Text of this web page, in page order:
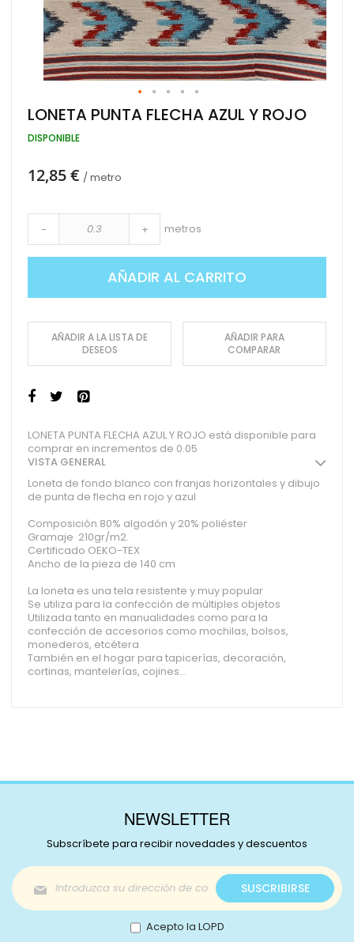
Saltar
al
comienzo
galería
LONETA PUNTA FLECHA AZUL Y ROJO
DISPONIBLE
12,85 € / metro
- + metros
AÑADIR AL CARRITO
AÑADIR A LA LISTA DE
DESEOS
AÑADIR PARA
COMPARAR
LONETA PUNTA FLECHA AZUL Y ROJO está disponible para
comprar en incrementos de 0.05
VISTA GENERAL
Loneta de fondo blanco con franjas horizontales y dibujo
de punta de flecha en rojo y azul
Composición 80% algodón y 20% poliéster
Gramaje 210gr/m2.
Certificado OEKO-TEX
Ancho de la pieza de 140 cm
La loneta es una tela resistente y muy popular
Se utiliza para la confección de múltiples objetos
Utilizada tanto en manualidades como para la
confección de accesorios como mochilas, bolsos,
monederos, etcétera
También en el hogar para tapicerías, decoración,
cortinas, mantelerías, cojines...
NEWSLETTER
Subscríbete para recibir novedades y descuentos
Inscríbase
a
nuestro
boletín
de
SUSCRIBIRSE
Acepto la LOPD